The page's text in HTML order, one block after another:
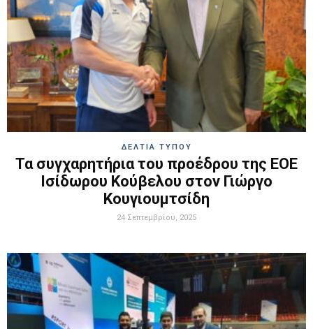
ΔΕΛΤΙΑ ΤΥΠΟΥ
Τα συγχαρητήρια του προέδρου της ΕΟΕ
Ισίδωρου Κούβελου στον Γιώργο
Κουγιουμτσίδη
24 Σεπτεμβρίου, 2025